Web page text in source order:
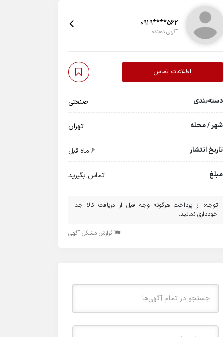
0919****562
آگهی دهنده
اطلاعات تماس
دسته‌بندی صنعتی
شهر / محله تهران
تاریخ انتشار 6 ماه قبل
مبلغ تماس بگیرید
توجه: از پرداخت هرگونه وجه قبل از دریافت کالا جدا
خودداری نمائید.
گزارش مشکل آگهی